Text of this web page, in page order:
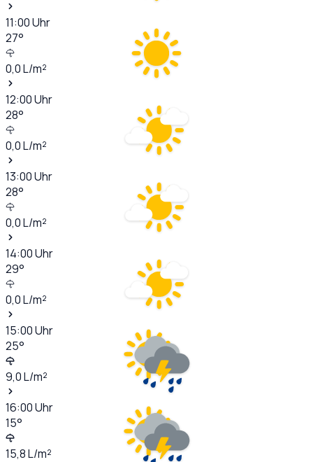
11:00Uhr
27°
0,0L/m²
12:00Uhr
28°
0,0L/m²
13:00Uhr
28°
0,0L/m²
14:00Uhr
29°
0,0L/m²
15:00Uhr
25°
9,0L/m²
16:00Uhr
15°
15,8L/m²